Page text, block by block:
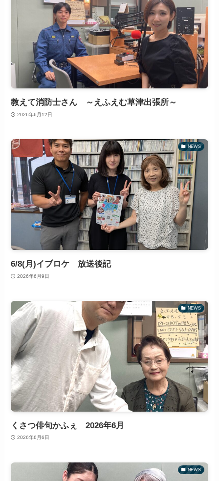
教えて消防士さん ～えふえむ草津出張所～
2026年6月12日
NEWS
6/8(月)イブロケ 放送後記
2026年6月9日
NEWS
くさつ俳句かふぇ 2026年6月
2026年6月6日
NEWS